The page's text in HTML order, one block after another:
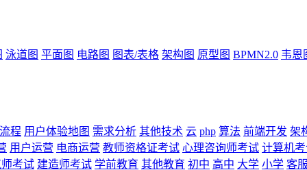
泳道图 平面图 电路图 图表/表格 架构图 原型图 BPMN2.0 韦恩
程 用户体验地图 需求分析 其他技术 云 php 算法 前端开发 架
用户运营 电商运营 教师资格证考试 心理咨询师考试 计算机
考试 建造师考试 学前教育 其他教育 初中 高中 大学 小学 客